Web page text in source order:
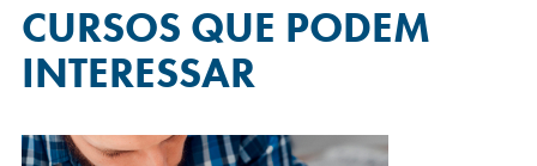
CURSOS QUE PODEM
INTERESSAR